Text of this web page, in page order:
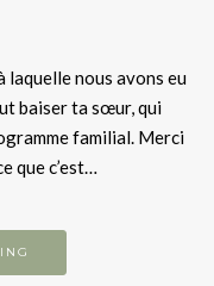
laquelle nous avons eu
baiser ta sœur, qui
familial. Merci
c’est…